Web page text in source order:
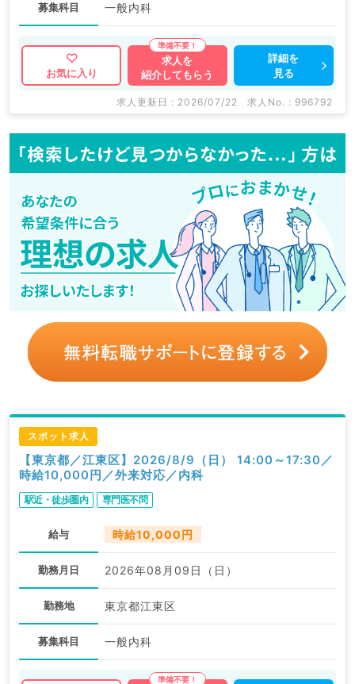
募集科目 一般内科
お気に入り
求人を
紹介してもらう
詳細を
見る
求人更新日 : 2026/07/22 求人No. : 996792
スポット求人
【東京都／江東区】2026/8/9（日） 14:00～17:30／
時給10,000円／外来対応／内科
駅近・徒歩圏内 専門医不問
給与 時給10,000円
勤務月日 2026年08月09日（日）
勤務地 東京都江東区
募集科目 一般内科